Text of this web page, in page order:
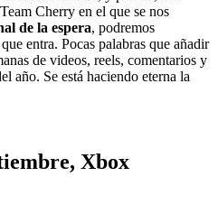
Cherry en el que se nos
de la espera, podremos
entra. Pocas palabras que añadir
de videos, reels, comentarios y
año. Se está haciendo eterna la
Xbox